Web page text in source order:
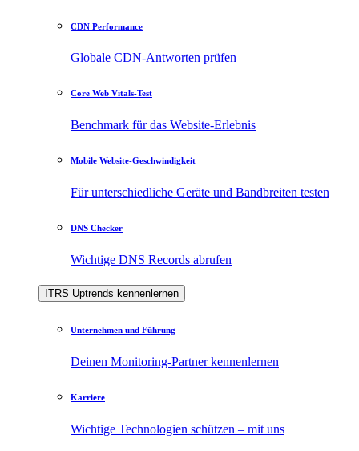
CDN Performance
Globale CDN-Antworten prüfen
Core Web Vitals-Test
Benchmark für das Website-Erlebnis
Mobile Website-Geschwindigkeit
Für unterschiedliche Geräte und Bandbreiten testen
DNS Checker
Wichtige DNS Records abrufen
ITRS Uptrends kennenlernen
Unternehmen und Führung
Deinen Monitoring-Partner kennenlernen
Karriere
Wichtige Technologien schützen – mit uns